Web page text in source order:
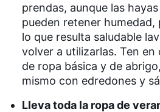
prendas, aunque las
pueden retener
lo que resulta saludable
volver a utilizarlas. Ten en
de ropa básica y de
mismo con edredones y
Lleva toda la ropa de